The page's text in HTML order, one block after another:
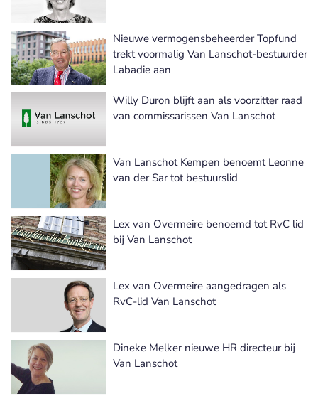
Nieuwe vermogensbeheerder Topfund
trekt voormalig Van Lanschot-bestuurder
Labadie aan
Willy Duron blijft aan als voorzitter raad
van commissarissen Van Lanschot
Van Lanschot Kempen benoemt Leonne
van der Sar tot bestuurslid
Lex van Overmeire benoemd tot RvC lid
bij Van Lanschot
Lex van Overmeire aangedragen als
RvC-lid Van Lanschot
Dineke Melker nieuwe HR directeur bij
Van Lanschot